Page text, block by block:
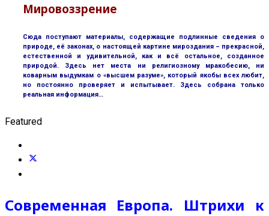
Мировоззрение
Сюда поступают материалы, содержащие подлинные сведения о
природе, её законах, о настоящей картине мироздания – прекрасной,
естественной и удивительной, как и всё остальное, созданное
природой. Здесь нет места ни религиозному мракобесию, ни
коварным выдумкам о «высшем разуме», который якобы всех любит,
но постоянно проверяет и испытывает. Здесь собрана только
реальная информация…
Featured
Современная Европа. Штрихи к